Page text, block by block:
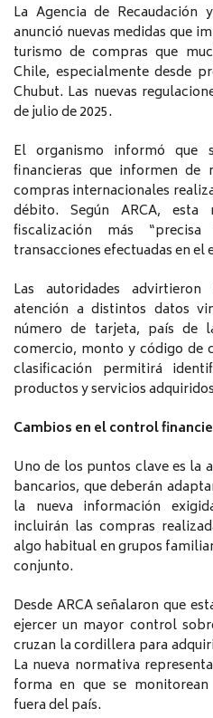
La Agencia de Recaudación
anunció nuevas medidas que
turismo de compras que
Chile, especialmente desde
Chubut. Las nuevas
de julio de 2025.
El organismo informó que
financieras que informen de
compras internacionales
débito. Según ARCA,
fiscalización más
transacciones efectuadas en el
Las autoridades
atención a distintos datos
número de tarjeta, país de
comercio, monto y código de
clasificación permitirá
productos y servicios
Cambios en el control
Uno de los puntos clave es la
bancarios, que deberán
la nueva información
incluirán las compras
algo habitual en grupos
conjunto.
Desde ARCA señalaron que
ejercer un mayor control
cruzan la cordillera para
La nueva normativa
forma en que se
fuera del país.